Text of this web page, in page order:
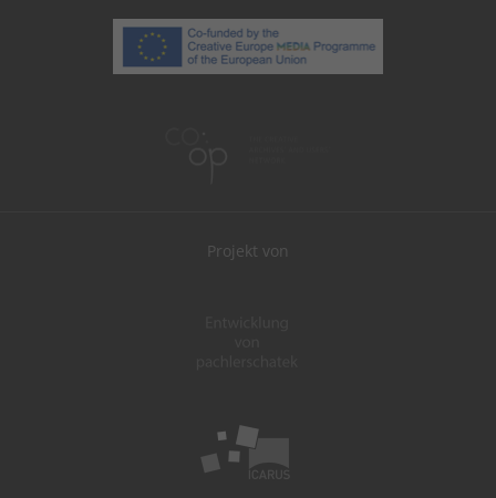
Projekt von